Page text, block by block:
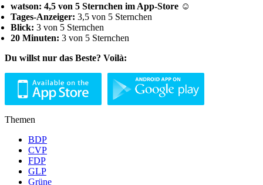
watson: 4,5 von 5 Sternchen im App-Store ☺
Tages-Anzeiger: 3,5 von 5 Sternchen
Blick: 3 von 5 Sternchen
20 Minuten: 3 von 5 Sternchen
Du willst nur das Beste? Voilà:
Themen
BDP
CVP
FDP
GLP
Grüne